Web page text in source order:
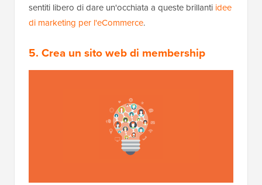
sentiti libero di dare un'occhiata a queste brillanti idee
di marketing per l'eCommerce.
5. Crea un sito web di membership